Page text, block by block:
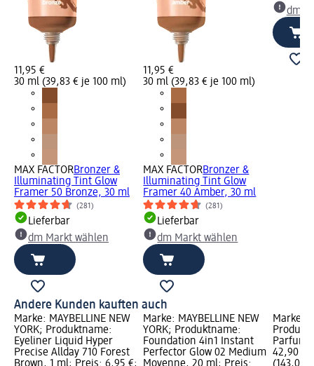
11,95 €
30 ml (39,83 € je 100 ml)
MAX FACTORBronzer &
Illuminating Tint Glow
Framer 50 Bronze, 30 ml
(281)
Lieferbar
dm Markt wählen
11,95 €
30 ml (39,83 € je 100 ml)
MAX FACTORBronzer &
Illuminating Tint Glow
Framer 40 Amber, 30 ml
(281)
Lieferbar
dm Markt wählen
dm
Andere Kunden kauften auch
Marke: MAYBELLINE NEW
YORK; Produktname:
Eyeliner Liquid Hyper
Precise Allday 710 Forest
Marke: MAYBELLINE NEW
YORK; Produktname:
Foundation 4in1 Instant
Perfector Glow 02 Medium
Marke:
Parfum
42,90 €;